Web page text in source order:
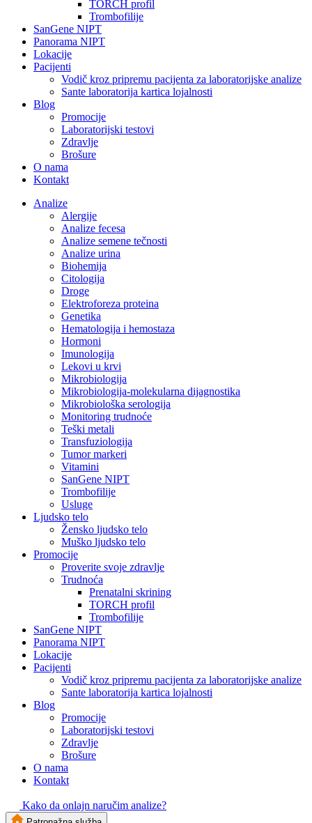
TORCH profil
Trombofilije
SanGene NIPT
Panorama NIPT
Lokacije
Pacijenti
Vodič kroz pripremu pacijenta za laboratorijske analize
Sante laboratorija kartica lojalnosti
Blog
Promocije
Laboratorijski testovi
Zdravlje
Brošure
O nama
Kontakt
Analize
Alergije
Analize fecesa
Analize semene tečnosti
Analize urina
Biohemija
Citologija
Droge
Elektroforeza proteina
Genetika
Hematologija i hemostaza
Hormoni
Imunologija
Lekovi u krvi
Mikrobiologija
Mikrobiologija-molekularna dijagnostika
Mikrobiološka serologija
Monitoring trudnoće
Teški metali
Transfuziologija
Tumor markeri
Vitamini
SanGene NIPT
Trombofilije
Usluge
Ljudsko telo
Žensko ljudsko telo
Muško ljudsko telo
Promocije
Proverite svoje zdravlje
Trudnoća
Prenatalni skrining
TORCH profil
Trombofilije
SanGene NIPT
Panorama NIPT
Lokacije
Pacijenti
Vodič kroz pripremu pacijenta za laboratorijske analize
Sante laboratorija kartica lojalnosti
Blog
Promocije
Laboratorijski testovi
Zdravlje
Brošure
O nama
Kontakt
Kako da onlajn naručim analize?